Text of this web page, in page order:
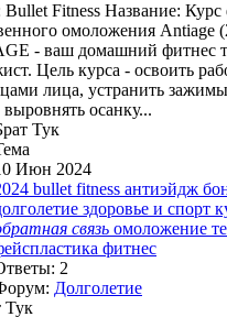
Bullet Fitness Название: Курс
омоложения Antiage
- ваш домашний фитнес
Цель курса - освоить
лица, устранить
выровнять осанку...
Тук
Июн 2024
bullet fitness антиэйдж
здоровье и спорт
связь омоложение
фитнес
2
Долголетие